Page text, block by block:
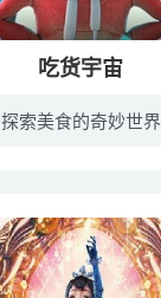
吃货宇宙
探索美食的奇妙世界